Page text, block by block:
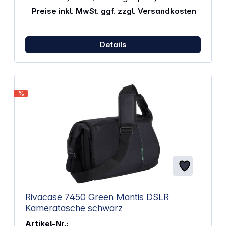
Kamerafach Ein herausnehmbarer Inneneinteiler im
Hauptfach Längenverstellbare Schultergurte mit
ergonomisch gepolstertes Rückenteil Verstellbarer
Zusätzlicher Tragegriff seitlich Unter dem Deckel
innen zwei Fächer für Zubehör wie Batterien
Weite regulierbares Seitenfach für Stativ oder
Wasserflasche Verstellbare Schlaufe, zum
Befestigen eines Statives, etc. Geeignet für
Allwetterhaube schützt den Rucksack vor Regen
Volumen: 13 l Innenmaß (B x T x H): 22 x 13,5 x 22 cm
Außenmaß (B x T x H): 27 x 23 x 42 cm Gewicht:
750g Farbe: grau
Preise inkl. MwSt. ggf. zzgl. Versandkosten
Details
%
Rivacase 7450 Green Mantis DSLR
Kameratasche schwarz
Artikel-Nr.: